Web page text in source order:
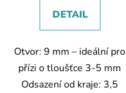
DETAIL
Otvor: 9 mm – ideální pro
přízi o tloušťce 3-5 mm
Odsazení od kraje: 3,5